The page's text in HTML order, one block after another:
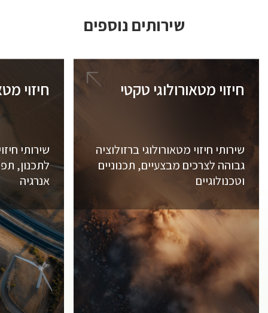
שירותים נוספים
חיזוי מטאורולוגי טקטי
שירותי חיזוי מטאורולוגי ברזולוציה
גבוהה לצרכים מבצעיים, תכנוניים
וטכנולוגיים
חיזוי
שירותי
לתכנון,
אנרגיה